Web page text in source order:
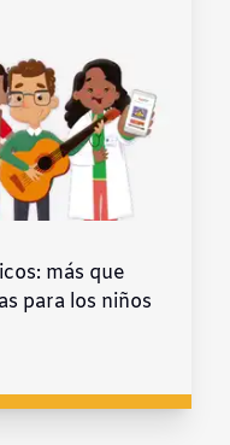
más que
para los niños